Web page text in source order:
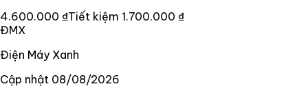
4.600.000 ₫Tiết kiệm 1.700.000 ₫
ĐMX
Điện Máy Xanh
Cập nhật 08/08/2026